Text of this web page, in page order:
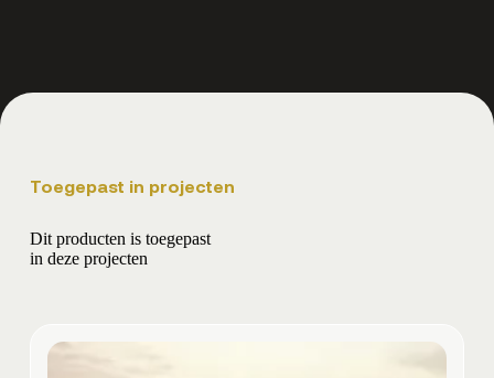
Toegepast in projecten
Dit producten is toegepast
in deze projecten